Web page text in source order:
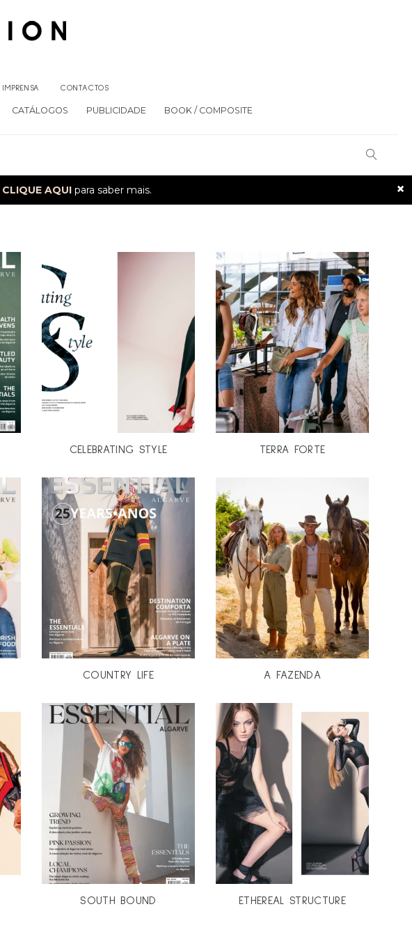
IMPRENSA CONTACTOS
CATÁLOGOS PUBLICIDADE BOOK / COMPOSITE
×
CLIQUE AQUIpara saber mais.
CELEBRATING STYLE TERRA FORTE
COUNTRY LIFE A FAZENDA
SOUTH BOUND ETHEREAL STRUCTURE